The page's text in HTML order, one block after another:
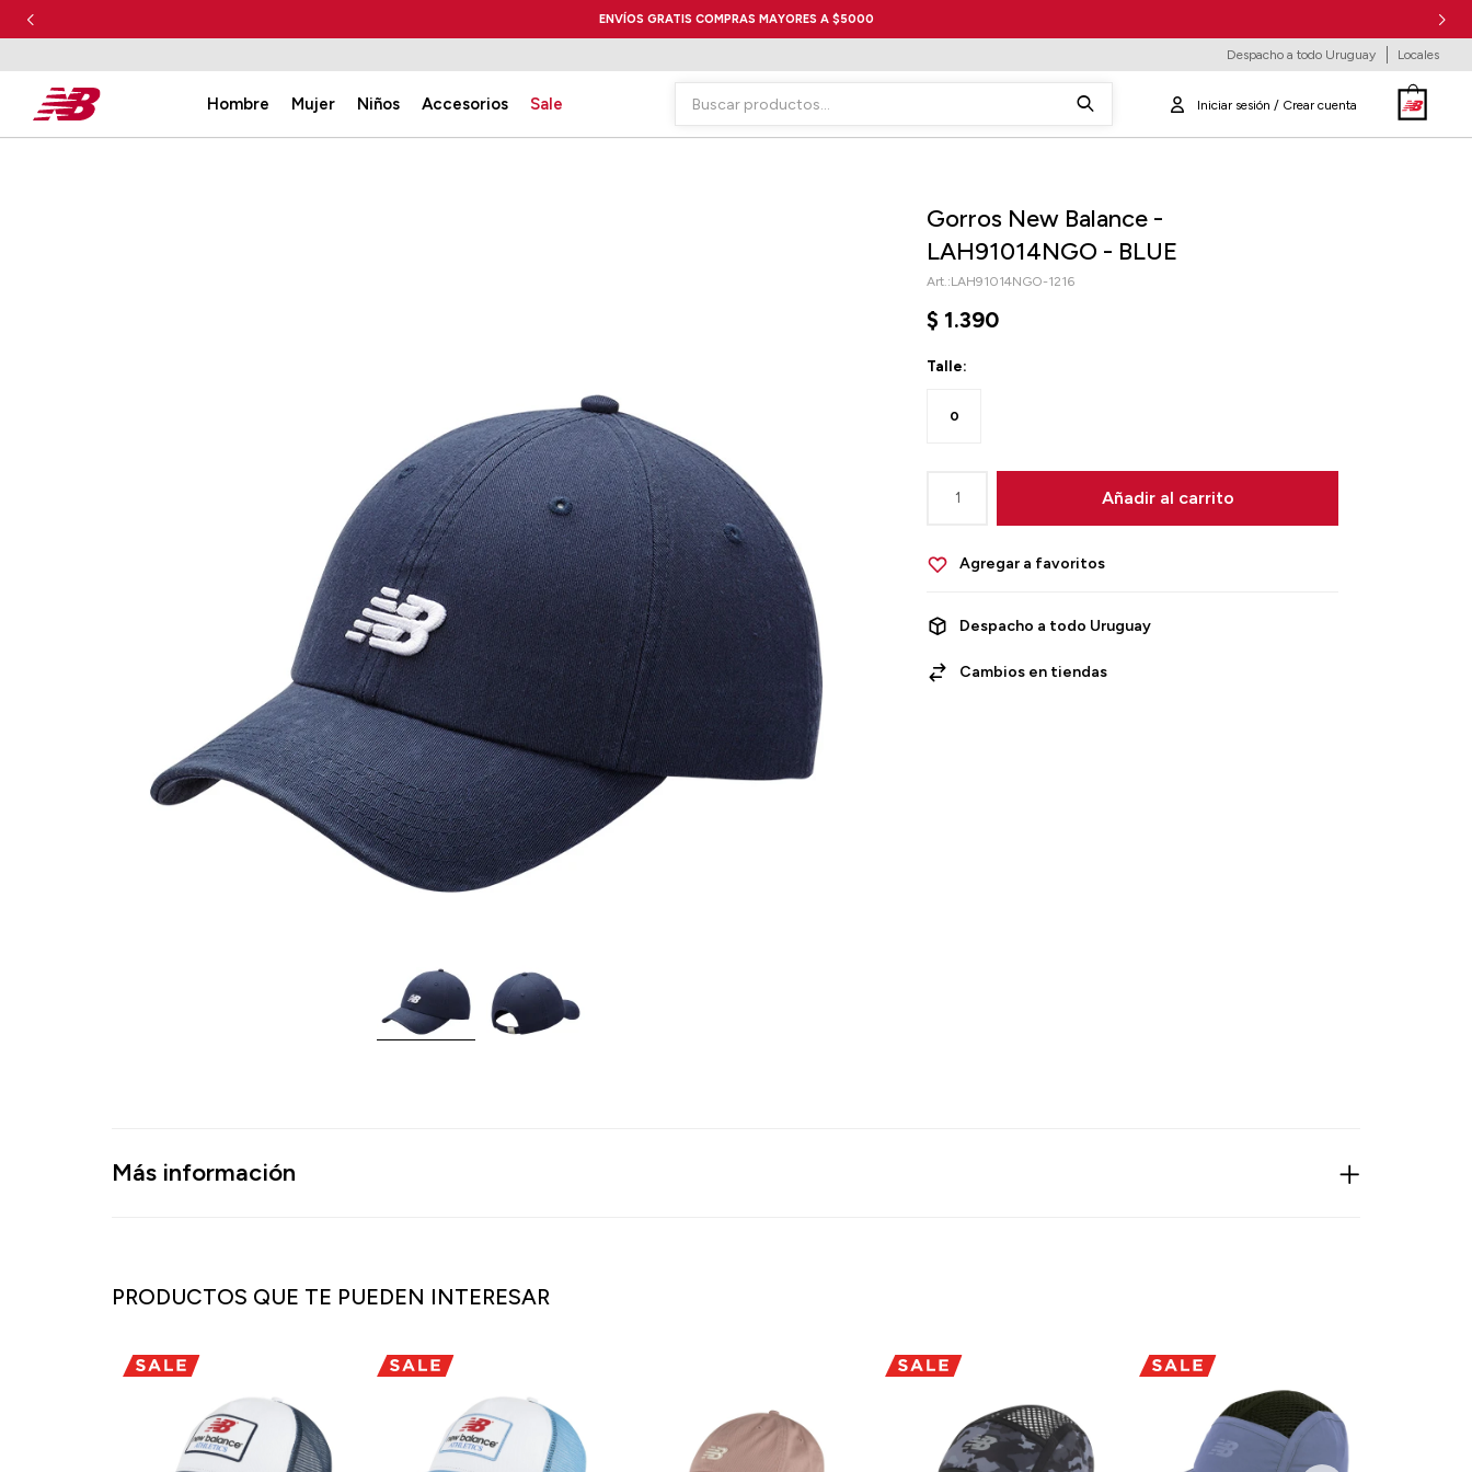
ENVÍOS GRATIS COMPRAS MAYORES A $5000
Hombre Mujer Niños Accesorios Sale
Despacho a todo Uruguay Locales
Gorros New Balance -
LAH91014NGO - BLUE
LAH91014NGO-1216
$ 1.390
Talle:
0
1 Añadir al carrito
Despacho a todo Uruguay
Cambios en tiendas
Más información
PRODUCTOS QUE TE PUEDEN INTERESAR